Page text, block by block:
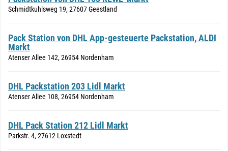
Schmidtkuhlsweg 19, 27607 Geestland
Pack Station von DHL App-gesteuerte Packstation, ALDI
Markt
Atenser Allee 142, 26954 Nordenham
DHL Packstation 203 Lidl Markt
Atenser Allee 108, 26954 Nordenham
DHL Pack Station 212 Lidl Markt
Parkstr. 4, 27612 Loxstedt